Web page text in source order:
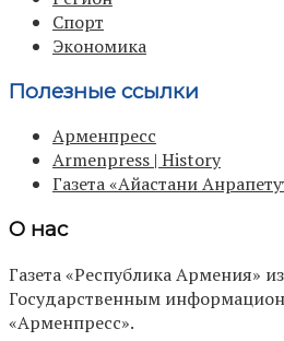
Спорт
Экономика
Полезные ссылки
Арменпресс
Armenpress | History
Газета «Айастани
О нас
Газета «Республика Армения»
Государственным
«Арменпресс».